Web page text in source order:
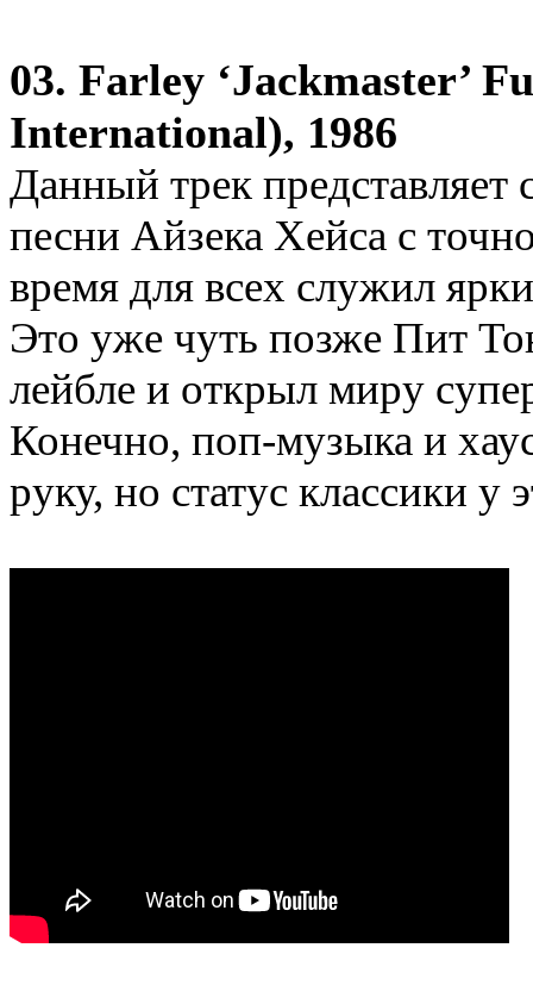
03. Farley ‘Jackmaster’
International), 1986
Данный трек представляет
песни Айзека Хейса с
время для всех служил
Это уже чуть позже Пит
лейбле и открыл миру
Конечно, поп-музыка и
руку, но статус классики